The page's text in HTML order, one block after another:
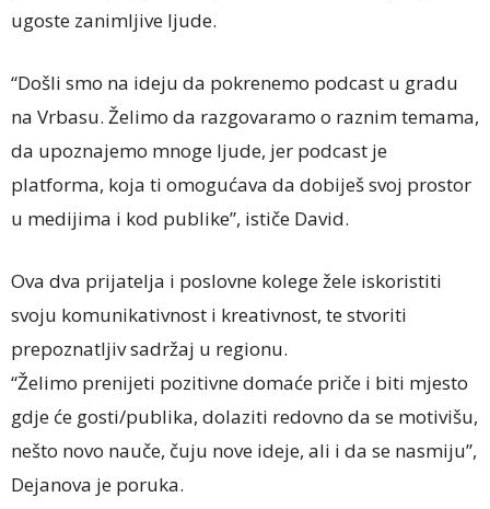
ugoste zanimljive ljude.
“Došli smo na ideju da pokrenemo podcast u gradu
na Vrbasu. Želimo da razgovaramo o raznim temama,
da upoznajemo mnoge ljude, jer podcast je
platforma, koja ti omogućava da dobiješ svoj prostor
u medijima i kod publike”, ističe David.
Ova dva prijatelja i poslovne kolege žele iskoristiti
svoju komunikativnost i kreativnost, te stvoriti
prepoznatljiv sadržaj u regionu.
“Želimo prenijeti pozitivne domaće priče i biti mjesto
gdje će gosti/publika, dolaziti redovno da se motivišu,
nešto novo nauče, čuju nove ideje, ali i da se nasmiju”,
Dejanova je poruka.